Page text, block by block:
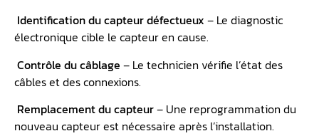
Identification du capteur défectueux – Le diagnostic
électronique cible le capteur en cause.
Contrôle du câblage – Le technicien vérifie l’état des
câbles et des connexions.
Remplacement du capteur– Une reprogrammation du
nouveau capteur est nécessaire après l’installation.